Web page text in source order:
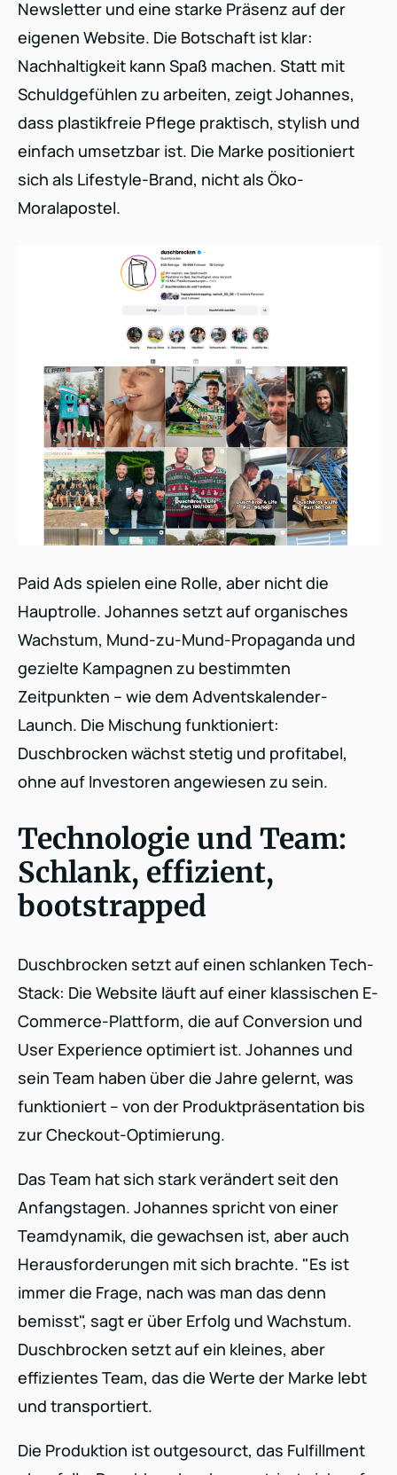
Newsletter und eine starke Präsenz auf der
eigenen Website. Die Botschaft ist klar:
Nachhaltigkeit kann Spaß machen. Statt mit
Schuldgefühlen zu arbeiten, zeigt Johannes,
dass plastikfreie Pflege praktisch, stylish und
einfach umsetzbar ist. Die Marke positioniert
sich als Lifestyle-Brand, nicht als Öko-
Moralapostel.
Paid Ads spielen eine Rolle, aber nicht die
Hauptrolle. Johannes setzt auf organisches
Wachstum, Mund-zu-Mund-Propaganda und
gezielte Kampagnen zu bestimmten
Zeitpunkten – wie dem Adventskalender-
Launch. Die Mischung funktioniert:
Duschbrocken wächst stetig und profitabel,
ohne auf Investoren angewiesen zu sein.
Technologie und Team:
Schlank, effizient,
bootstrapped
Duschbrocken setzt auf einen schlanken Tech-
Stack: Die Website läuft auf einer klassischen E-
Commerce-Plattform, die auf Conversion und
User Experience optimiert ist. Johannes und
sein Team haben über die Jahre gelernt, was
funktioniert – von der Produktpräsentation bis
zur Checkout-Optimierung.
Das Team hat sich stark verändert seit den
Anfangstagen. Johannes spricht von einer
Teamdynamik, die gewachsen ist, aber auch
Herausforderungen mit sich brachte. "Es ist
immer die Frage, nach was man das denn
bemisst", sagt er über Erfolg und Wachstum.
Duschbrocken setzt auf ein kleines, aber
effizientes Team, das die Werte der Marke lebt
und transportiert.
Die Produktion ist outgesourct, das Fulfillment